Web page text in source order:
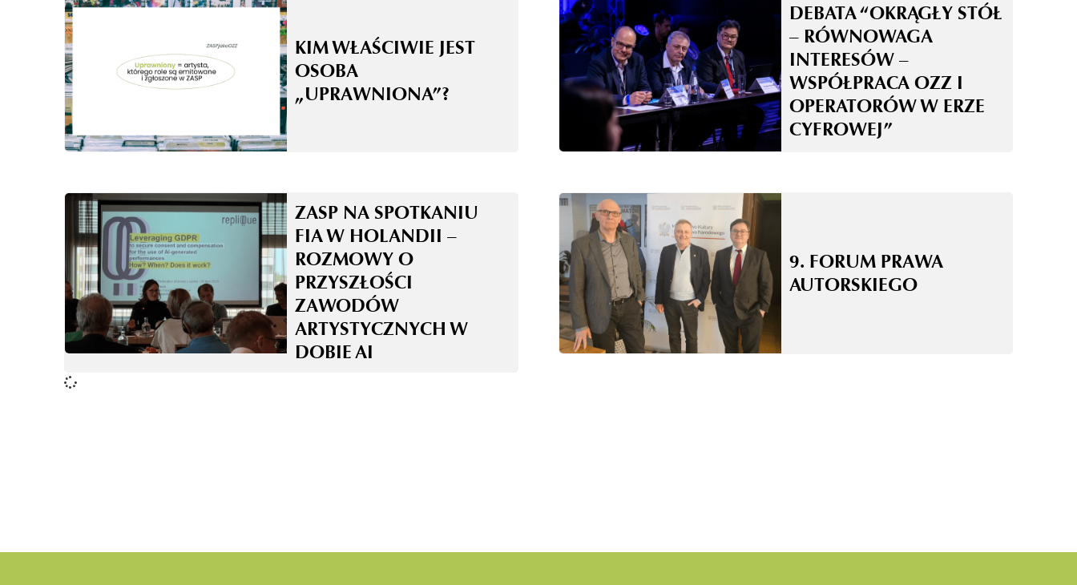
KIM WŁAŚCIWIE JEST
OSOBA
„UPRAWNIONA”?
DEBATA “OKRĄGŁY STÓŁ
– RÓWNOWAGA
INTERESÓW –
WSPÓŁPRACA OZZ I
OPERATORÓW W ERZE
CYFROWEJ”
ZASP NA SPOTKANIU
FIA W HOLANDII –
ROZMOWY O
PRZYSZŁOŚCI
ZAWODÓW
ARTYSTYCZNYCH W
DOBIE AI
9. FORUM PRAWA
AUTORSKIEGO